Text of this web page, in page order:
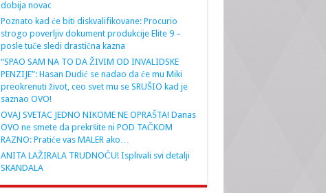
dobija novac
Poznato kad će biti diskvalifikovane: Procurio
strogo poverljiv dokument produkcije Elite 9 –
posle tuče sledi drastična kazna
“SPAO SAM NA TO DA ŽIVIM OD INVALIDSKE
PENZIJE”: Hasan Dudić se nadao da će mu Miki
preokrenuti život, ceo svet mu se SRUŠIO kad je
saznao OVO!
OVAJ SVETAC JEDNO NIKOME NE OPRAŠTA! Danas
OVO ne smete da prekršite ni POD TAČKOM
RAZNO: Pratiće vas MALER ako…
ANITA LAŽIRALA TRUDNOĆU! Isplivali svi detalji
SKANDALA